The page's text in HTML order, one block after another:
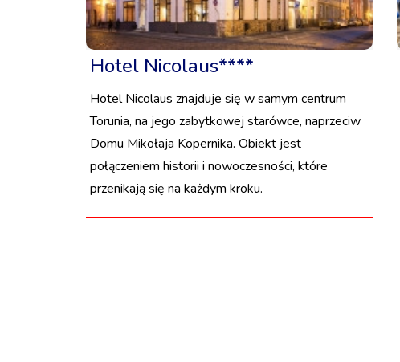
Hotel Nicolaus****
Hotel Nicolaus znajduje się w samym centrum
Torunia, na jego zabytkowej starówce, naprzeciw
Domu Mikołaja Kopernika. Obiekt jest
połączeniem historii i nowoczesności, które
przenikają się na każdym kroku.